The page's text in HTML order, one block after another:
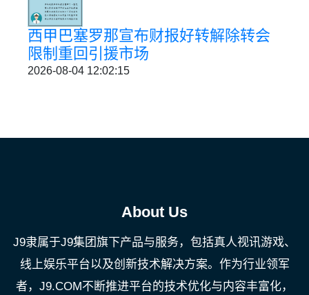
西甲巴塞罗那宣布财报好转解除转会
限制重回引援市场
2026-08-04 12:02:15
About Us
J9隶属于J9集团旗下产品与服务，包括真人视讯游戏、
线上娱乐平台以及创新技术解决方案。作为行业领军
者，J9.COM不断推进平台的技术优化与内容丰富化，